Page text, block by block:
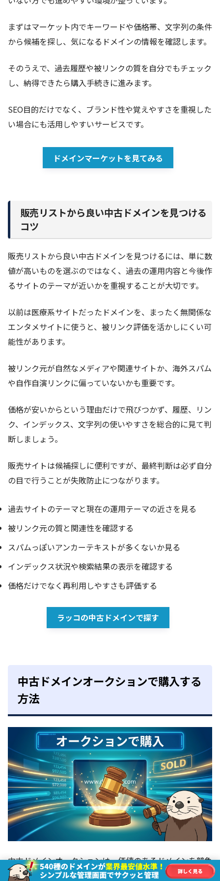
まずはマーケット内でキーワードや価格帯、文字列の条件
から候補を探し、気になるドメインの情報を確認します。
そのうえで、過去履歴や被リンクの質を自分でもチェック
し、納得できたら購入手続きに進みます。
SEO目的だけでなく、ブランド性や覚えやすさを重視した
い場合にも活用しやすいサービスです。
ドメインマーケットを見てみる
販売リストから良い中古ドメインを見つける
コツ
販売リストから良い中古ドメインを見つけるには、単に数
値が高いものを選ぶのではなく、過去の運用内容と今後作
るサイトのテーマが近いかを重視することが大切です。
以前は医療系サイトだったドメインを、まったく無関係な
エンタメサイトに使うと、被リンク評価を活かしにくい可
能性があります。
被リンク元が自然なメディアや関連サイトか、海外スパム
や自作自演リンクに偏っていないかも重要です。
価格が安いからという理由だけで飛びつかず、履歴、リン
ク、インデックス、文字列の使いやすさを総合的に見て判
断しましょう。
販売サイトは候補探しに便利ですが、最終判断は必ず自分
の目で行うことが失敗防止につながります。
過去サイトのテーマと現在の運用テーマの近さを見る
被リンク元の質と関連性を確認する
スパムっぽいアンカーテキストが多くないか見る
インデックス状況や検索結果の表示を確認する
価格だけでなく再利用しやすさも評価する
ラッコの中古ドメインで探す
中古ドメインオークションで購入する
方法
中古ドメインオークションは、価値のあるドメインを競争
入札で取得する方法で、希少性の高いドメインやSEO評価